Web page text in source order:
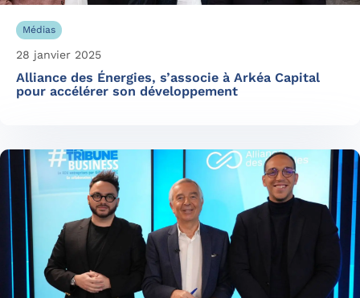
Médias
28 janvier 2025
Alliance des Énergies, s’associe à Arkéa Capital
pour accélérer son développement